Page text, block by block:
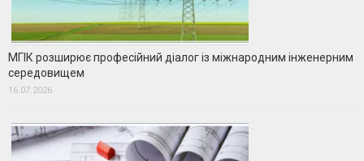
МГІК розширює професійний діалог із міжнародним інженерним
середовищем
16.07.2026